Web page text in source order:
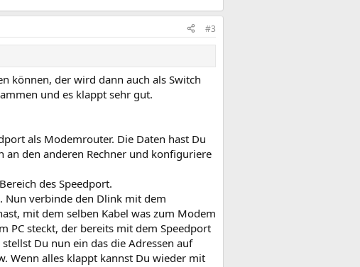
#3
können, der wird dann auch als Switch
und es klappt sehr gut.
als Modemrouter. Die Daten hast Du
an den anderen Rechner und konfiguriere
des Speedport.
Nun verbinde den Dlink mit dem
mit dem selben Kabel was zum Modem
PC steckt, der bereits mit dem Speedport
Du nun ein das die Adressen auf
Wenn alles klappt kannst Du wieder mit